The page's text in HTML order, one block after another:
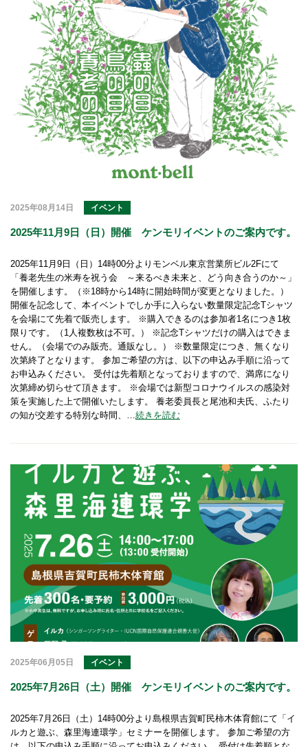
2025年08月14日 イベント
2025年11月9日（日）開催 ケンモリイベントのご案内です。
2025年11月9日（日）14時00分よりモンベル東京営業所ビル2Fにて
「養老先生の米寿を祝う会 ～来るべき未来と、どう向き合うのか～」
を開催します。（※18時から14時に開始時間が変更となりました。）
開催を記念して、本イベントでしか手に入らない数量限定記念Tシャツ
を会場にて先着で販売します。 ※購入できるのは参加者1名につき1枚
限りです。（1人複数枚は不可。） ※記念Tシャツだけの購入はできま
せん。（会場でのみ販売。通販なし。） ※数量限定につき、無くなり
次第終了となります。 参加ご希望の方は、以下の申込み手順に沿って
お申込みください。 受付は先着順となっておりますので、満席になり
次第締め切らせて頂きます。 ※会場では新型コロナウイルスの感染対
策を実施した上で開催いたします。 養老委員長と尾池和夫氏、ふたり
の知が交差する特別な時間、… 続きを読む
2025年06月05日 イベント
2025年7月26日（土）開催 ケンモリイベントのご案内です。
2025年7月26日（土）14時00分より島根県吉賀町民柿木体育館にて「イ
ルカと遊ぶ、森里海連環学」セミナーを開催します。 参加ご希望の方